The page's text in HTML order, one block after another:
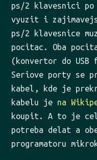
ps/2 klavesnici
vyuzit i
ps/2 klavesnice
pocitac. Oba
(konvertor do
Seriove porty se
kabel, kde je
kabelu je na
koupit. A to je
potreba delat a
programatoru